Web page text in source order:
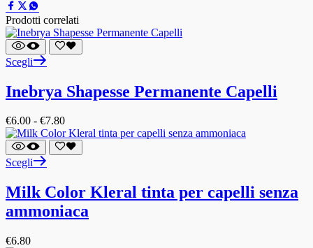
Prodotti correlati
Scegli
Inebrya Shapesse Permanente Capelli
€6.00 - €7.80
Scegli
Milk Color Kleral tinta per capelli senza
ammoniaca
€6.80